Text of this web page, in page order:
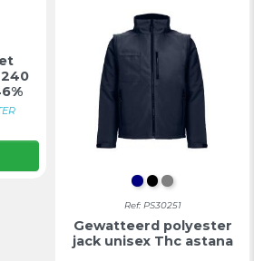
ZWART
GRIJS
Ref: PS30251
Gewatteerd polyester
jack unisex Thc astana